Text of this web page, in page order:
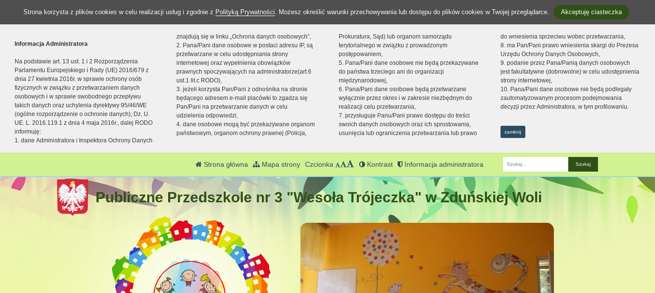
Strona korzysta z plików cookies w celu realizacji usług i zgodnie z Polityką Prywatności. Możesz określić warunki przechowywania lub dostępu do plików cookies w Twojej przeglądarce. Akceptuję ciasteczka
Informacja Administratora
Na podstawie art. 13 ust. 1 i 2 Rozporządzenia
Parlamentu Europejskiego i Rady (UE) 2016/679 z
dnia 27 kwietnia 2016r. w sprawie ochrony osób
fizycznych w związku z przetwarzaniem danych
osobowych i w sprawie swobodnego przepływu
takich danych oraz uchylenia dyrektywy 95/46/WE
(ogólne rozporządzenie o ochronie danych), Dz. U.
UE. L. 2016.119.1 z dnia 4 maja 2016r., dalej RODO
informuję:
1. dane Administratora i Inspektora Ochrony Danych
znajdują się w linku „Ochrona danych osobowych”,
2. Pana/Pani dane osobowe w postaci adresu IP, są
przetwarzane w celu udostępniania strony
internetowej oraz wypełnienia obowiązków
prawnych spoczywających na administratorze(art.6
ust.1 lit.c RODO),
3. jeżeli korzysta Pan/Pani z odnośnika na stronie
będącego adresem e-mail placówki to zgadza się
Pan/Pani na przetwarzanie danych w celu
udzielenia odpowiedzi,
4. dane osobowe mogą być przekazywane organom
państwowym, organom ochrony prawnej (Policja,
Prokuratura, Sąd) lub organom samorządu
terytorialnego w związku z prowadzonym
postępowaniem,
5. Pana/Pani dane osobowe nie będą przekazywane
do państwa trzeciego ani do organizacji
międzynarodowej,
6. Pana/Pani dane osobowe będą przetwarzane
wyłącznie przez okres i w zakresie niezbędnym do
realizacji celu przetwarzania,
7. przysługuje Panu/Pani prawo dostępu do treści
swoich danych osobowych oraz ich sprostowania,
usunięcia lub ograniczenia przetwarzania lub prawo
do wniesienia sprzeciwu wobec przetwarzania,
8. ma Pan/Pani prawo wniesienia skargi do Prezesa
Urzędu Ochrony Danych Osobowych,
9. podanie przez Pana/Panią danych osobowych
jest fakultatywne (dobrowolne) w celu udostępnienia
strony internetowej,
10. Pana/Pani dane osobowe nie będą podlegały
zautomatyzowanym procesom podejmowania
decyzji przez Administratora, w tym profilowaniu.
zamknij
Strona główna Mapa strony Czcionka Kontrast Informacja administratora
Fraza
Publiczne Przedszkole nr 3 "Wesoła Trójeczka" w Zduńskiej Woli